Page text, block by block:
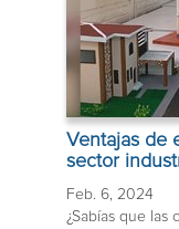
Ventajas de
sector
Feb. 6, 2024
¿Sabías que las